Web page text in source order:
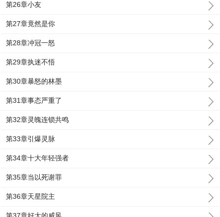
第26章小友
第27章竟然是你
第28章冲冠一怒
第29章执迷不悟
第30章暴怒的林墨
第31章事态严重了
第32章灵魄连锁共鸣
第33章引爆灵脉
第34章十大年轻强者
第35章当以死谢罪
第36章天星院主